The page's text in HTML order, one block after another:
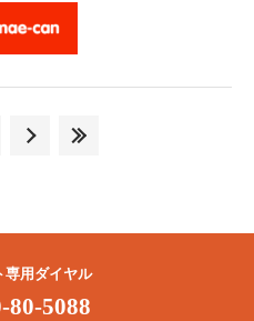
専用ダイヤル
80-5088